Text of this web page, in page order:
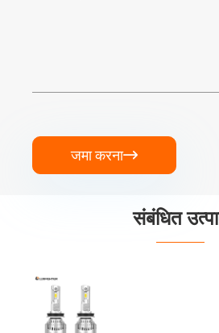
जमा करना
संबंधित